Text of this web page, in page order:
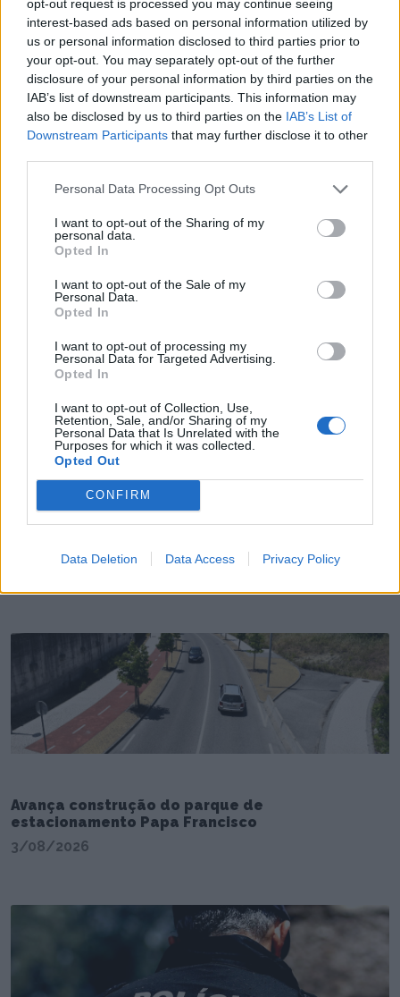
opt-out request is processed you may continue seeing
interest-based ads based on personal information utilized by
us or personal information disclosed to third parties prior to
your opt-out. You may separately opt-out of the further
disclosure of your personal information by third parties on the
IAB’s list of downstream participants. This information may
also be disclosed by us to third parties on the IAB’s List of
Downstream Participants that may further disclose it to other
Personal Data Processing Opt Outs
I want to opt-out of the Sharing of my
personal data.
Opted In
I want to opt-out of the Sale of my
Personal Data.
Opted In
I want to opt-out of processing my
Personal Data for Targeted Advertising.
Opted In
I want to opt-out of Collection, Use,
Retention, Sale, and/or Sharing of my
Personal Data that Is Unrelated with the
Purposes for which it was collected.
Opted Out
CONFIRM
Data Deletion Data Access Privacy Policy
Praia do Pedrógão assinala Dia Internacional da
Juventude dia 15 de agosto
6/08/2026
Radares de Velocidade | Leiria | agosto 2026
5/08/2026
AF Leiria marcou presença no Nazaré Rising Stars
Avança construção do parque de
estacionamento Papa Francisco
3/08/2026